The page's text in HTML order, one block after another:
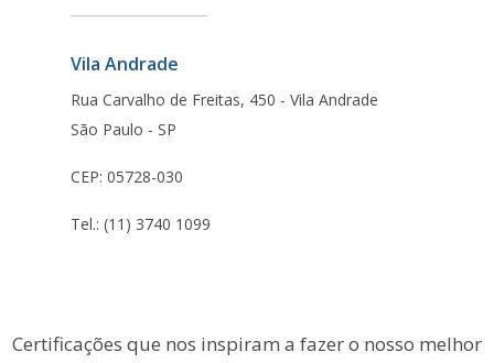
Vila Andrade
Rua Carvalho de Freitas, 450 - Vila Andrade
São Paulo - SP
CEP: 05728-030
Tel.: (11) 3740 1099
Certificações que nos inspiram a fazer o nosso melhor